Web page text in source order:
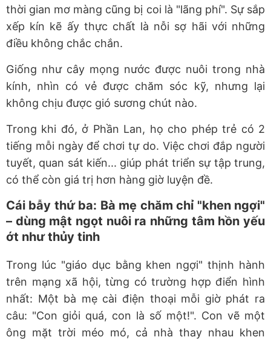
thời gian mơ màng cũng bị coi là "lãng phí". Sự sắp
xếp kín kẽ ấy thực chất là nỗi sợ hãi với những
điều không chắc chắn.
Giống như cây mọng nước được nuôi trong nhà
kính, nhìn có vẻ được chăm sóc kỹ, nhưng lại
không chịu được gió sương chút nào.
Trong khi đó, ở Phần Lan, họ cho phép trẻ có 2
tiếng mỗi ngày để chơi tự do. Việc chơi đắp người
tuyết, quan sát kiến... giúp phát triển sự tập trung,
có thể còn giá trị hơn hàng giờ luyện đề.
Cái bẫy thứ ba: Bà mẹ chăm chỉ "khen ngợi"
– dùng mật ngọt nuôi ra những tâm hồn yếu
ớt như thủy tinh
Trong lúc "giáo dục bằng khen ngợi" thịnh hành
trên mạng xã hội, từng có trường hợp điển hình
nhất: Một bà mẹ cài điện thoại mỗi giờ phát ra
câu: "Con giỏi quá, con là số một!". Con vẽ một
ông mặt trời méo mó, cả nhà thay nhau khen